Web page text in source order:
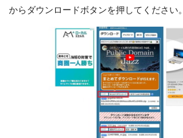
からダウンロードボタンを押してください。